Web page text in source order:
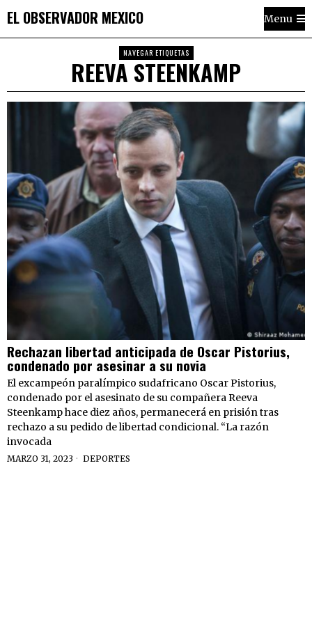
EL OBSERVADOR MEXICO Menu
NAVEGAR ETIQUETAS
REEVA STEENKAMP
Rechazan libertad anticipada de Oscar Pistorius,
condenado por asesinar a su novia
El excampeón paralímpico sudafricano Oscar Pistorius,
condenado por el asesinato de su compañera Reeva
Steenkamp hace diez años, permanecerá en prisión tras
rechazo a su pedido de libertad condicional. “La razón
invocada
MARZO 31, 2023 DEPORTES